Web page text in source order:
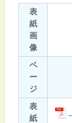
表
紙
画
像
ペ
ー
ジ
表
紙